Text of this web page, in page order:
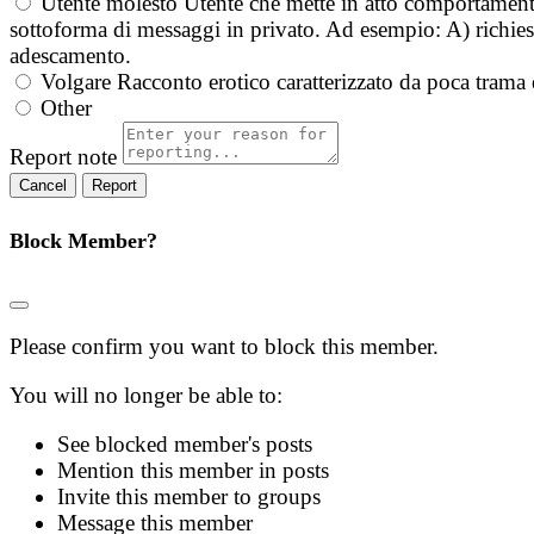
sottoforma di messaggi in privato. Ad esempio: A)
adescamento.
Volgare Racconto erotico caratterizzato da poca
Other
Report note
Report
Block Member?
Please confirm you want to block this member.
You will no longer be able to:
See blocked member's posts
Mention this member in posts
Invite this member to groups
Message this member